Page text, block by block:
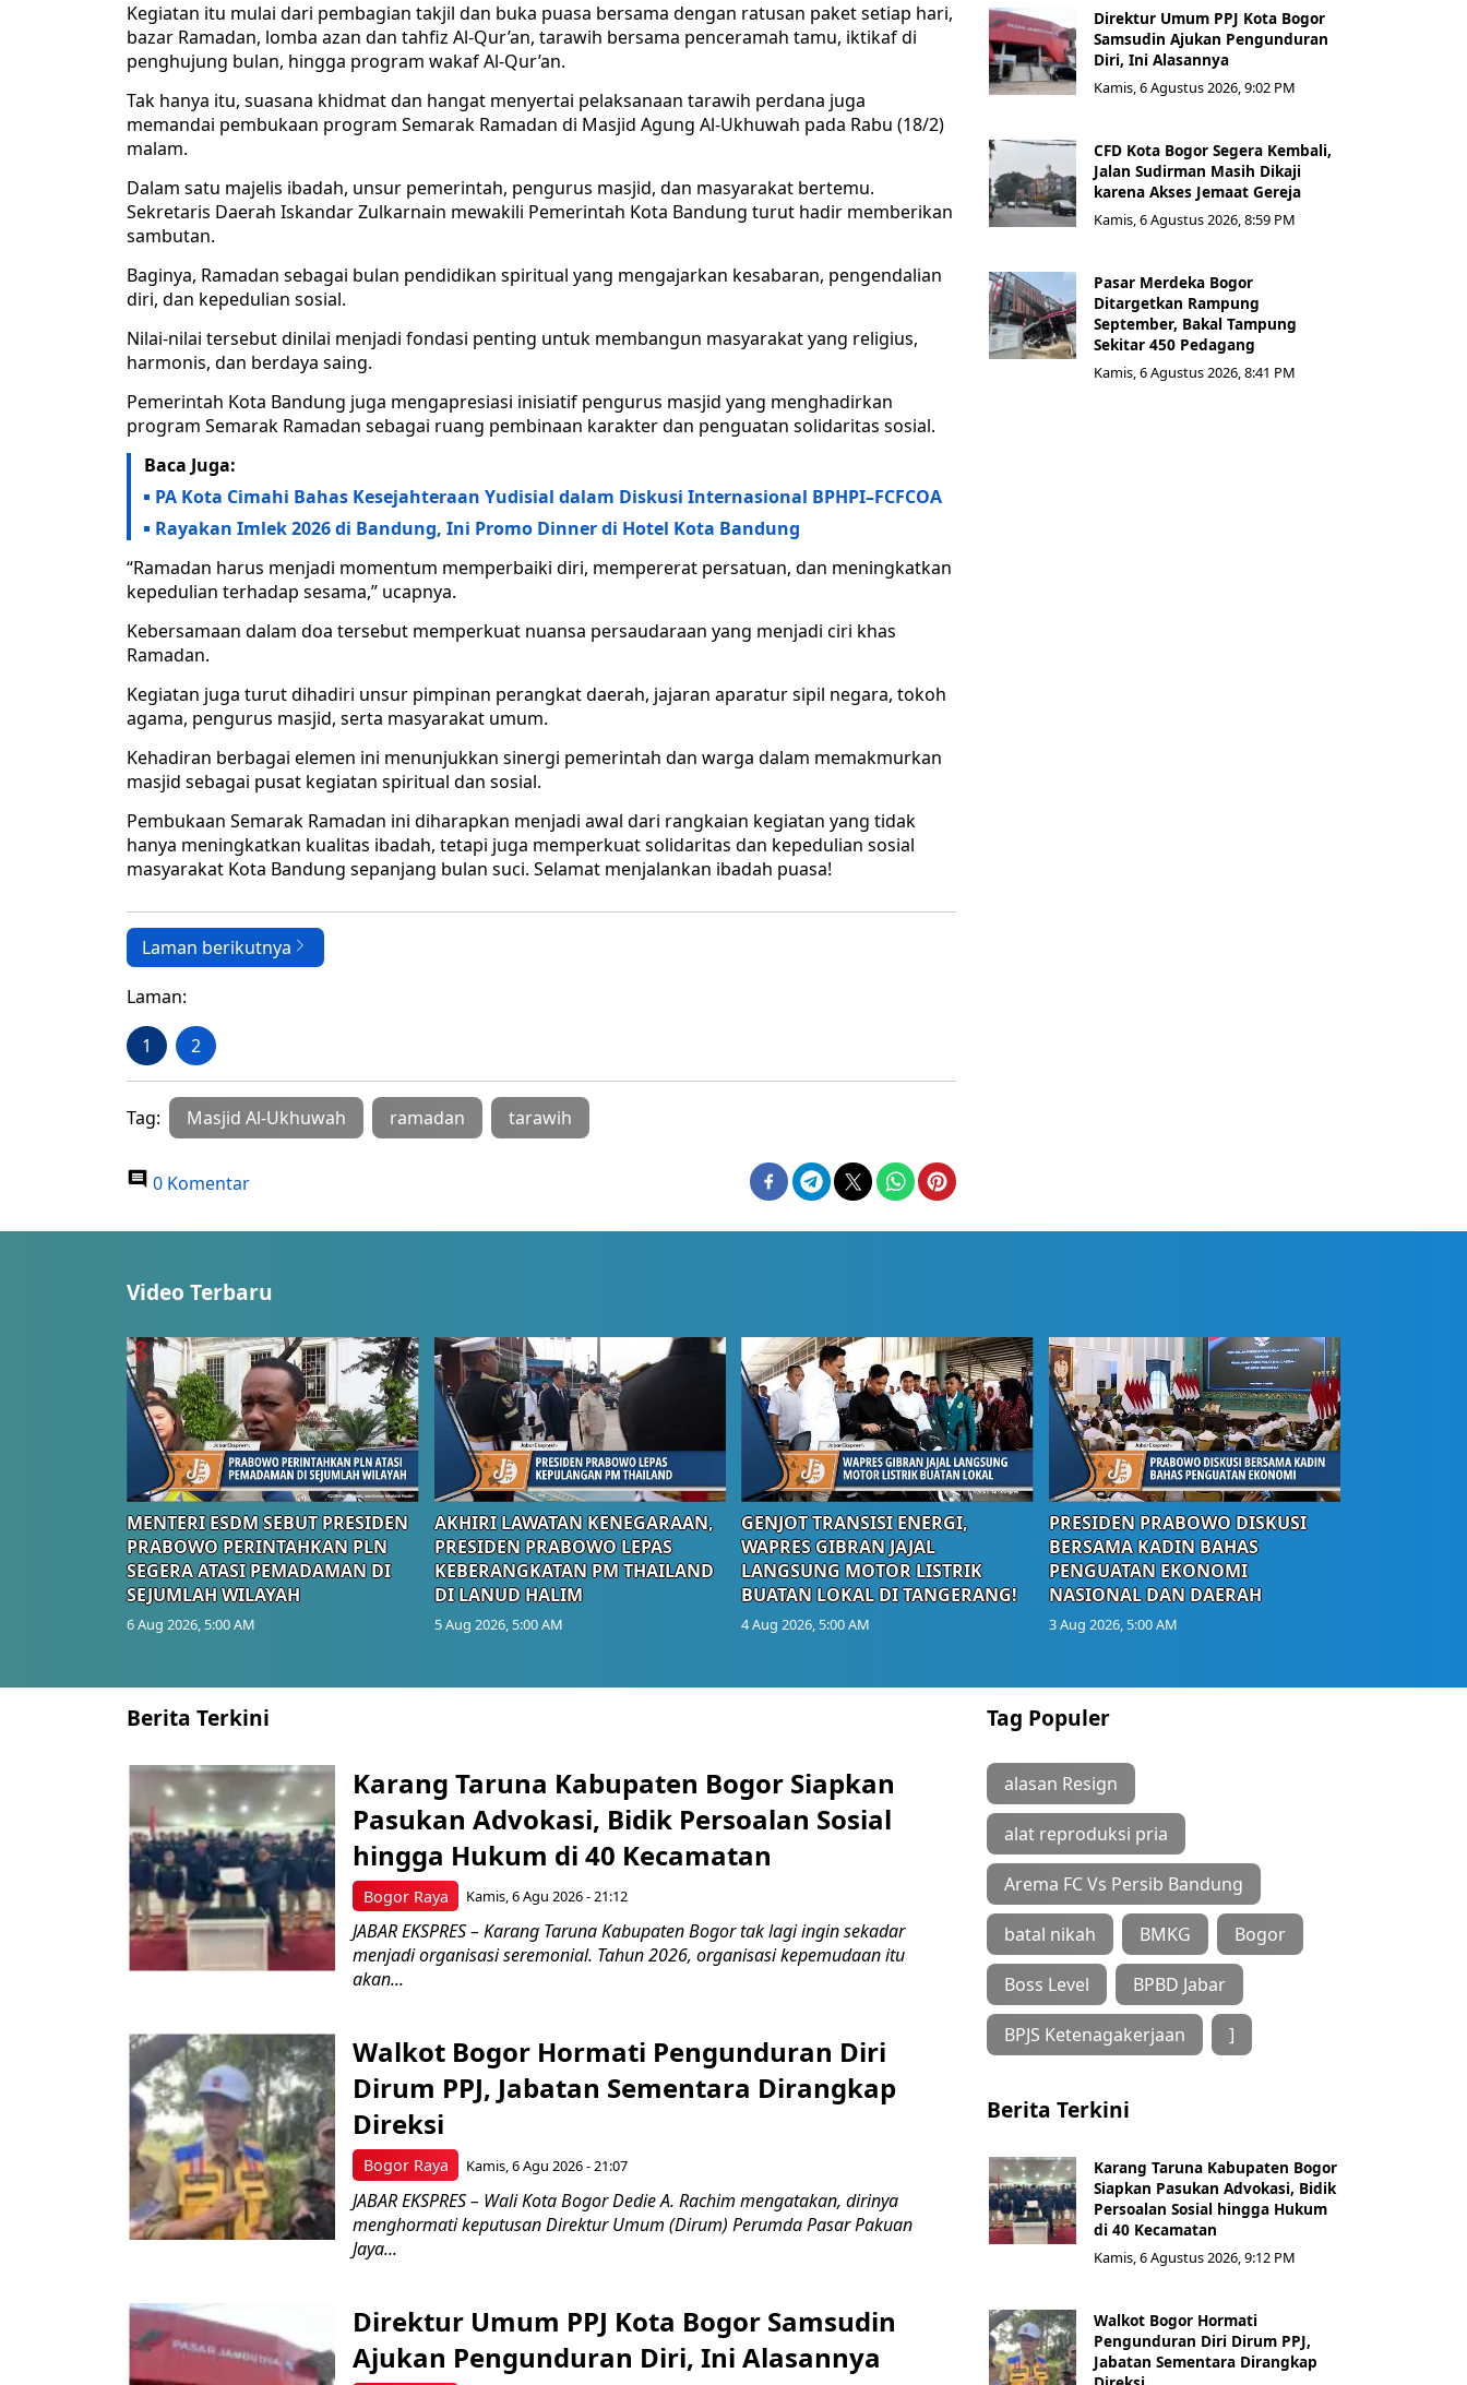
Kegiatan itu mulai dari pembagian takjil dan buka puasa bersama dengan ratusan paket setiap hari,
bazar Ramadan, lomba azan dan tahfiz Al-Qur’an, tarawih bersama penceramah tamu, iktikaf di
penghujung bulan, hingga program wakaf Al-Qur’an.
Tak hanya itu, suasana khidmat dan hangat menyertai pelaksanaan tarawih perdana juga
memandai pembukaan program Semarak Ramadan di Masjid Agung Al-Ukhuwah pada Rabu (18/2)
malam.
Dalam satu majelis ibadah, unsur pemerintah, pengurus masjid, dan masyarakat bertemu.
Sekretaris Daerah Iskandar Zulkarnain mewakili Pemerintah Kota Bandung turut hadir memberikan
sambutan.
Baginya, Ramadan sebagai bulan pendidikan spiritual yang mengajarkan kesabaran, pengendalian
diri, dan kepedulian sosial.
Nilai-nilai tersebut dinilai menjadi fondasi penting untuk membangun masyarakat yang religius,
harmonis, dan berdaya saing.
Pemerintah Kota Bandung juga mengapresiasi inisiatif pengurus masjid yang menghadirkan
program Semarak Ramadan sebagai ruang pembinaan karakter dan penguatan solidaritas sosial.
Baca Juga:
PA Kota Cimahi Bahas Kesejahteraan Yudisial dalam Diskusi Internasional BPHPI–FCFCOA
Rayakan Imlek 2026 di Bandung, Ini Promo Dinner di Hotel Kota Bandung
“Ramadan harus menjadi momentum memperbaiki diri, mempererat persatuan, dan meningkatkan
kepedulian terhadap sesama,” ucapnya.
Kebersamaan dalam doa tersebut memperkuat nuansa persaudaraan yang menjadi ciri khas
Ramadan.
Kegiatan juga turut dihadiri unsur pimpinan perangkat daerah, jajaran aparatur sipil negara, tokoh
agama, pengurus masjid, serta masyarakat umum.
Kehadiran berbagai elemen ini menunjukkan sinergi pemerintah dan warga dalam memakmurkan
masjid sebagai pusat kegiatan spiritual dan sosial.
Pembukaan Semarak Ramadan ini diharapkan menjadi awal dari rangkaian kegiatan yang tidak
hanya meningkatkan kualitas ibadah, tetapi juga memperkuat solidaritas dan kepedulian sosial
masyarakat Kota Bandung sepanjang bulan suci. Selamat menjalankan ibadah puasa!
Laman berikutnya
Laman:
1 2
Tag: Masjid Al-Ukhuwah ramadan tarawih
0 Komentar
Direktur Umum PPJ Kota Bogor
Samsudin Ajukan Pengunduran
Diri, Ini Alasannya
Kamis, 6 Agustus 2026, 9:02 PM
CFD Kota Bogor Segera Kembali,
Jalan Sudirman Masih Dikaji
karena Akses Jemaat Gereja
Kamis, 6 Agustus 2026, 8:59 PM
Pasar Merdeka Bogor
Ditargetkan Rampung
September, Bakal Tampung
Sekitar 450 Pedagang
Kamis, 6 Agustus 2026, 8:41 PM
Video Terbaru
MENTERI ESDM SEBUT PRESIDEN
PRABOWO PERINTAHKAN PLN
SEGERA ATASI PEMADAMAN DI
SEJUMLAH WILAYAH
6 Aug 2026, 5:00 AM
AKHIRI LAWATAN KENEGARAAN,
PRESIDEN PRABOWO LEPAS
KEBERANGKATAN PM THAILAND
DI LANUD HALIM
5 Aug 2026, 5:00 AM
GENJOT TRANSISI ENERGI,
WAPRES GIBRAN JAJAL
LANGSUNG MOTOR LISTRIK
BUATAN LOKAL DI TANGERANG!
4 Aug 2026, 5:00 AM
PRESIDEN PRABOWO DISKUSI
BERSAMA KADIN BAHAS
PENGUATAN EKONOMI
NASIONAL DAN DAERAH
3 Aug 2026, 5:00 AM
Berita Terkini
Bogor Raya
Karang Taruna Kabupaten Bogor Siapkan
Pasukan Advokasi, Bidik Persoalan Sosial
hingga Hukum di 40 Kecamatan
Kamis, 6 Agu 2026 - 21:12
JABAR EKSPRES – Karang Taruna Kabupaten Bogor tak lagi ingin sekadar
menjadi organisasi seremonial. Tahun 2026, organisasi kepemudaan itu
akan...
Bogor Raya
Walkot Bogor Hormati Pengunduran Diri
Dirum PPJ, Jabatan Sementara Dirangkap
Direksi
Kamis, 6 Agu 2026 - 21:07
JABAR EKSPRES – Wali Kota Bogor Dedie A. Rachim mengatakan, dirinya
menghormati keputusan Direktur Umum (Dirum) Perumda Pasar Pakuan
Jaya...
Direktur Umum PPJ Kota Bogor Samsudin
Ajukan Pengunduran Diri, Ini Alasannya
Tag Populer
alasan Resign
alat reproduksi pria
Arema FC Vs Persib Bandung
batal nikah BMKG Bogor
Boss Level BPBD Jabar
BPJS Ketenagakerjaan ]
Berita Terkini
Karang Taruna Kabupaten Bogor
Siapkan Pasukan Advokasi, Bidik
Persoalan Sosial hingga Hukum
di 40 Kecamatan
Kamis, 6 Agustus 2026, 9:12 PM
Walkot Bogor Hormati
Pengunduran Diri Dirum PPJ,
Jabatan Sementara Dirangkap